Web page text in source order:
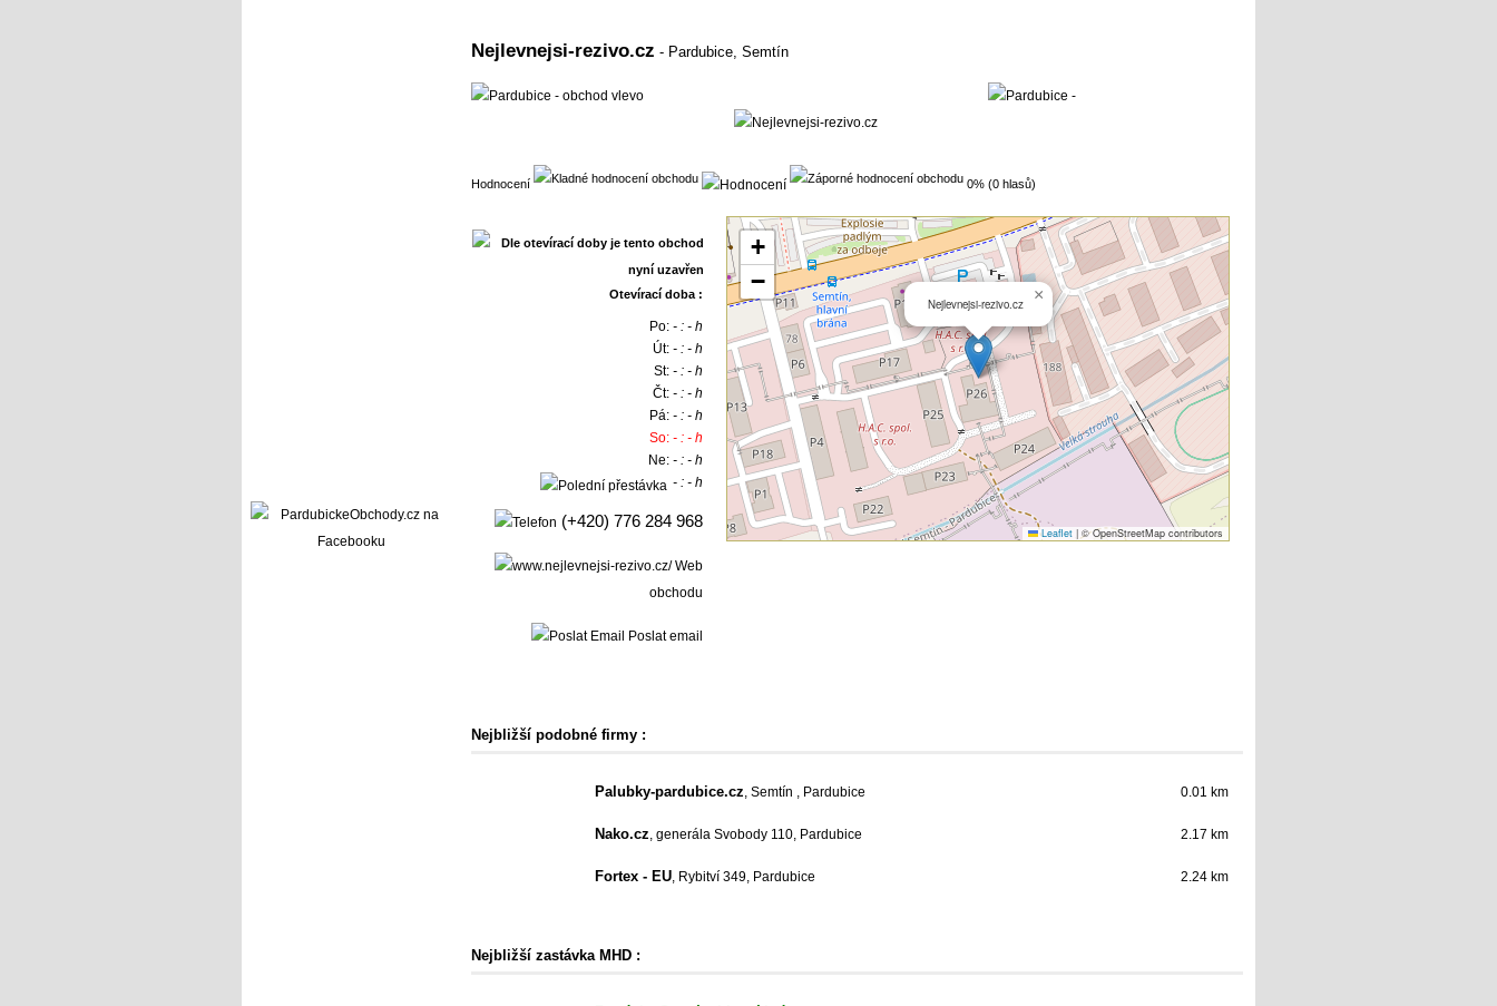
Nejlevnejsi-rezivo.cz - Pardubice, Semtín
Hodnocení 0% (0 hlasů)
Otevírací doba :
Po: - : - h
Út: - : - h
St: - : - h
Čt: - : - h
Pá: - : - h
So: - : - h
Ne: - : - h
- : - h
(+420) 776 284 968
Web
obchodu
Poslat email
Nejlevnejsi-rezivo.cz ×
+
−
Leaflet | © OpenStreetMap contributors
Nejbližší podobné firmy :
Palubky-pardubice.cz, Semtín , Pardubice 0.01 km
Nako.cz, generála Svobody 110, Pardubice 2.17 km
Fortex - EU, Rybitví 349, Pardubice 2.24 km
Nejbližší zastávka MHD :